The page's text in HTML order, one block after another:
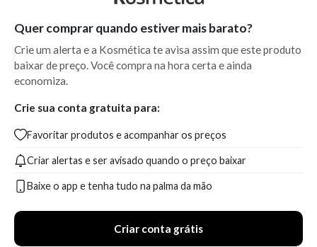
Quer comprar quando estiver mais barato?
Crie um alerta e a Kosmética te avisa assim que este produto
baixar de preço. Você compra na hora certa e ainda
economiza.
Crie sua conta gratuita para:
Favoritar produtos e acompanhar os preços
Criar alertas e ser avisado quando o preço baixar
Baixe o app e tenha tudo na palma da mão
Criar conta grátis